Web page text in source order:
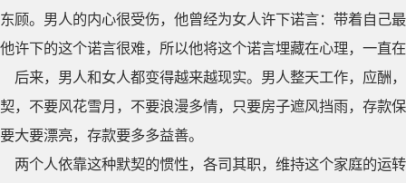
东顾。男人的内心很受伤，他曾经为女人许下诺言：带着自己
他许下的这个诺言很难，所以他将这个诺言埋藏在心理，一直
后来，男人和女人都变得越来越现实。男人整天工作，应酬
契，不要风花雪月，不要浪漫多情，只要房子遮风挡雨，存款
要大要漂亮，存款要多多益善。
两个人依靠这种默契的惯性，各司其职，维持这个家庭的运